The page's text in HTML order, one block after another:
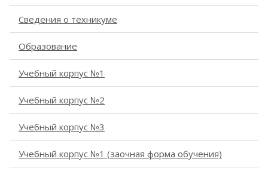
Сведения о техникуме
Образование
Учебный корпус №1
Учебный корпус №2
Учебный корпус №3
Учебный корпус №1 (заочная форма обучения)